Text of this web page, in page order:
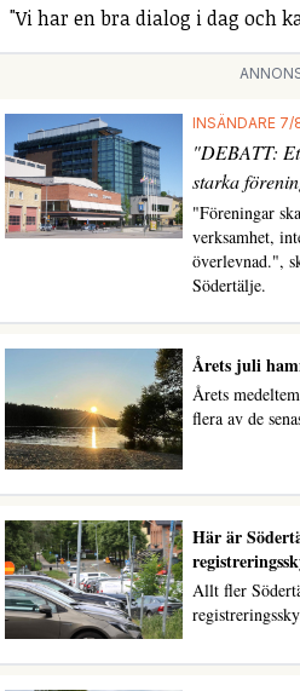
"Vi har en bra dialog i dag och
INSÄNDARE 7/
"DEBATT:
starka
"Föreningar
verksamhet,
överlevnad.",
Södertälje.
Årets juli
Årets
flera av de
Här är
Allt fler